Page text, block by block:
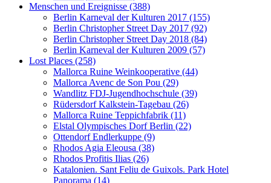
Menschen und Ereignisse (388)
Berlin Karneval der Kulturen 2017 (155)
Berlin Christopher Street Day 2017 (92)
Berlin Christopher Street Day 2018 (84)
Berlin Karneval der Kulturen 2009 (57)
Lost Places (258)
Mallorca Ruine Weinkooperative (44)
Mallorca Avenc de Son Pou (29)
Wandlitz FDJ-Jugendhochschule (39)
Rüdersdorf Kalkstein-Tagebau (26)
Mallorca Ruine Teppichfabrik (11)
Elstal Olympisches Dorf Berlin (22)
Ottendorf Endlerkuppe (9)
Rhodos Agia Eleousa (38)
Rhodos Profitis Ilias (26)
Katalonien. Sant Feliu de Guixols. Park Hotel
Panorama (14)